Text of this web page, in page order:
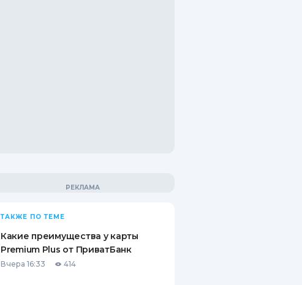
ТАКЖЕ ПО ТЕМЕ
Какие преимущества у карты
Premium Plus от ПриватБанк
Вчера 16:33 414